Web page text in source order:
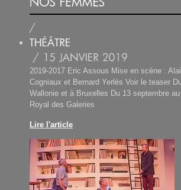
2019-2017 Eric Assous Mise en scène :
Cogniaux et Bernard Yerlès Voir le teaser
Wallonie et à Bruxelles Du 13 septembre
Royal des Galeries
Lire l'article